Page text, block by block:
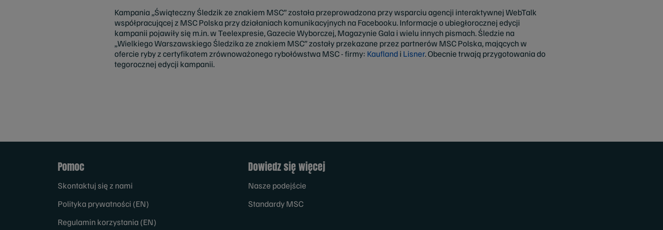
Kampania „Świąteczny Śledzik ze znakiem MSC” została przeprowadzona przy wsparciu agencji interaktywnej WebTalk
współpracującej z MSC Polska przy działaniach komunikacyjnych na Facebooku. Informacje o ubiegłorocznej edycji
kampanii pojawiły się m.in. w Teelexpresie, Gazecie Wyborczej, Magazynie Gala i wielu innych pismach. Śledzie na
„Wielkiego Warszawskiego Śledzika ze znakiem MSC” zostały przekazane przez partnerów MSC Polska, mających w
ofercie ryby z certyfikatem zrównoważonego rybołówstwa MSC - firmy: Kaufland i Lisner. Obecnie trwają przygotowania do
tegorocznej edycji kampanii.
Pomoc
Skontaktuj się z nami
Polityka prywatności (EN)
Regulamin korzystania (EN)
Dowiedz się więcej
Nasze podejście
Standardy MSC